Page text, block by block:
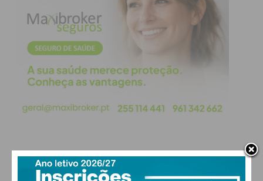
PAÇOS DE FERREIRA